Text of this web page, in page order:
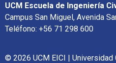
UCM Escuela de Ingeniería
Campus San Miguel, Avenida
Teléfono: +56 71 298 600
© 2026 UCM EICI | Universidad